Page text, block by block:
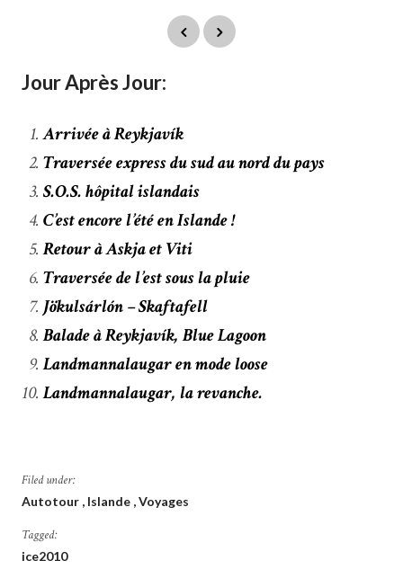
Jour Après Jour:
Arrivée à Reykjavík
Traversée express du sud au nord du pays
S.O.S. hôpital islandais
C’est encore l’été en Islande !
Retour à Askja et Viti
Traversée de l’est sous la pluie
Jökulsárlón – Skaftafell
Balade à Reykjavík, Blue Lagoon
Landmannalaugar en mode loose
Landmannalaugar, la revanche.
Filed under:
Autotour Islande Voyages
Tagged:
ice2010